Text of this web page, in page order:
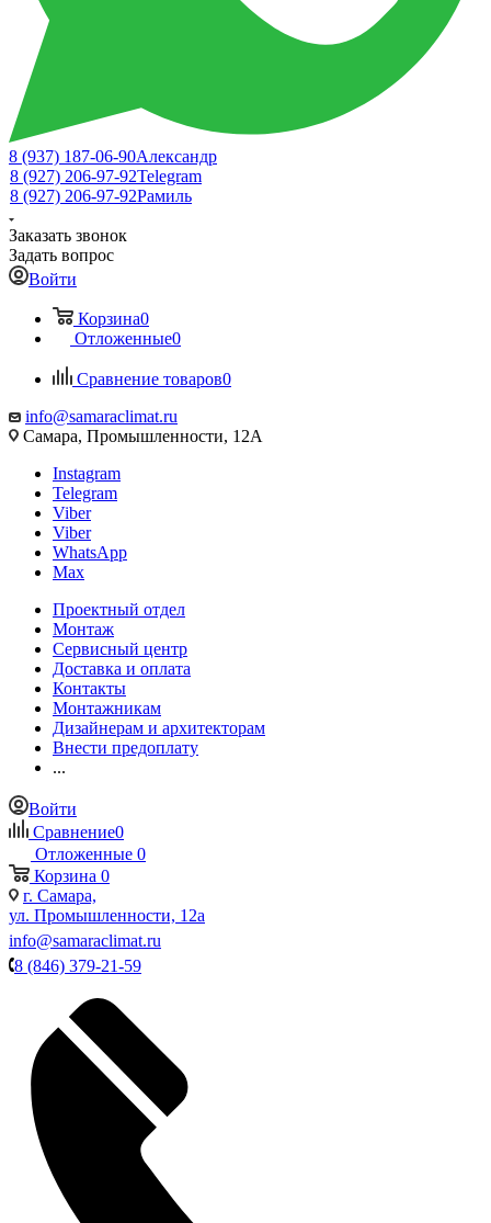
8 (937) 187-06-90Александр
8 (927) 206-97-92Telegram
8 (927) 206-97-92Рамиль
Заказать звонок
Задать вопрос
Войти
Корзина0
Отложенные0
Сравнение товаров0
info@samaraclimat.ru
Самара, Промышленности, 12А
Instagram
Telegram
Viber
Viber
WhatsApp
Max
Проектный отдел
Монтаж
Сервисный центр
Доставка и оплата
Контакты
Монтажникам
Дизайнерам и архитекторам
Внести предоплату
...
Войти
Сравнение0
Отложенные 0
Корзина 0
г. Самара,
ул. Промышленности, 12а
info@samaraclimat.ru
8 (846) 379-21-59